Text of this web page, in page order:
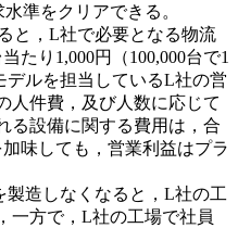
準をクリアできる。
と，L社で必要となる物流
たり1,000円（100,000台で1
ルを担当しているL社の営
人件費，及び人数に応じて
る設備に関する費用は，合
味しても，営業利益はプラ
造しなくなると，L社の工
一方で，L社の工場で社員